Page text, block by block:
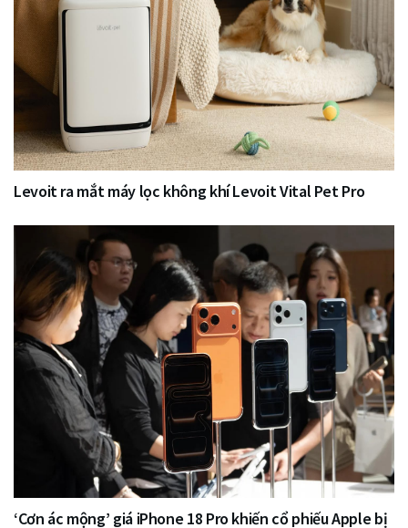
Levoit ra mắt máy lọc không khí Levoit Vital Pet Pro
‘Cơn ác mộng’ giá iPhone 18 Pro khiến cổ phiếu Apple bị